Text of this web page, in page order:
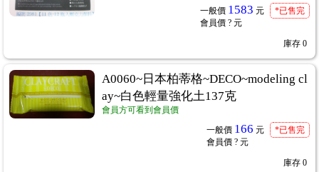
一般價 1583 元
會員價 ? 元
*已售完
庫存 0
A0060~日本柏蒂格~DECO~modeling cl
ay~白色輕量強化土137克
會員方可看到會員價
一般價 166 元
會員價 ? 元
*已售完
庫存 0